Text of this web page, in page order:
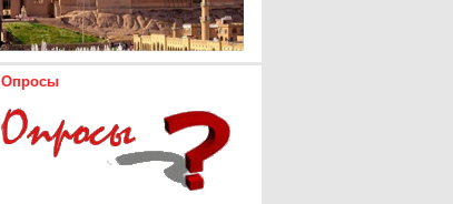
Опросы